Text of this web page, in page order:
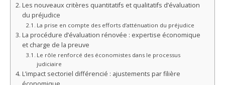
Les nouveaux critères quantitatifs et qualitatifs d’évaluation
du préjudice
La prise en compte des efforts d’atténuation du préjudice
La procédure d’évaluation rénovée : expertise économique
et charge de la preuve
Le rôle renforcé des économistes dans le processus
judiciaire
L’impact sectoriel différencié : ajustements par filière